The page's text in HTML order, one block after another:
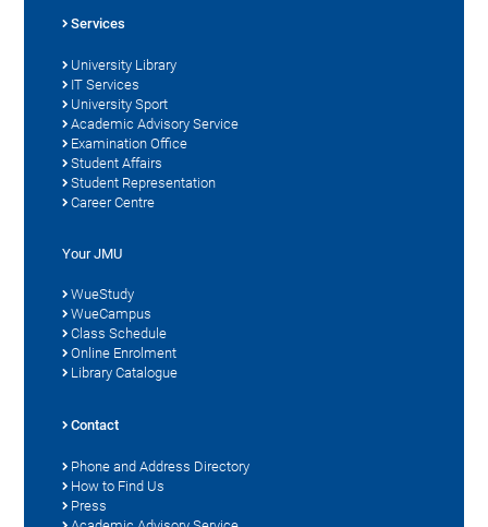
Services
University Library
IT Services
University Sport
Academic Advisory Service
Examination Office
Student Affairs
Student Representation
Career Centre
Your JMU
WueStudy
WueCampus
Class Schedule
Online Enrolment
Library Catalogue
Contact
Phone and Address Directory
How to Find Us
Press